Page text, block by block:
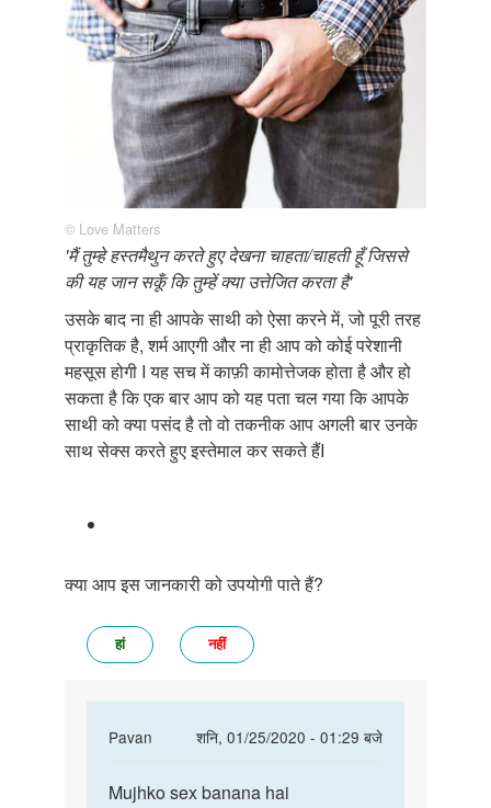
© Love Matters
'मैं तुम्हे हस्तमैथुन करते हुए देखना चाहता/चाहती हूँ जिससे
की यह जान सकूँ कि तुम्हें क्या उत्तेजित करता है'
उसके बाद ना ही आपके साथी को ऐसा करने में, जो पूरी तरह
प्राकृतिक है, शर्म आएगी और ना ही आप को कोई परेशानी
महसूस होगी I यह सच में काफ़ी कामोत्तेजक होता है और हो
सकता है कि एक बार आप को यह पता चल गया कि आपके
साथी को क्या पसंद है तो वो तकनीक आप अगली बार उनके
साथ सेक्स करते हुए इस्तेमाल कर सकते हैंI
क्या आप इस जानकारी को उपयोगी पाते हैं?
हां नहीं
Pavan
शनि, 01/25/2020 - 01:29 बजे
to
Mujhko
Mujhko sex banana hai